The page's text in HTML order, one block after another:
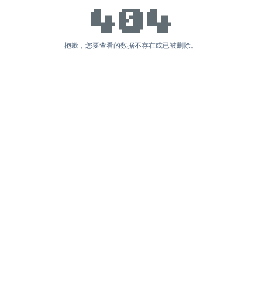
抱歉，您要查看的数据不存在或已被删除。